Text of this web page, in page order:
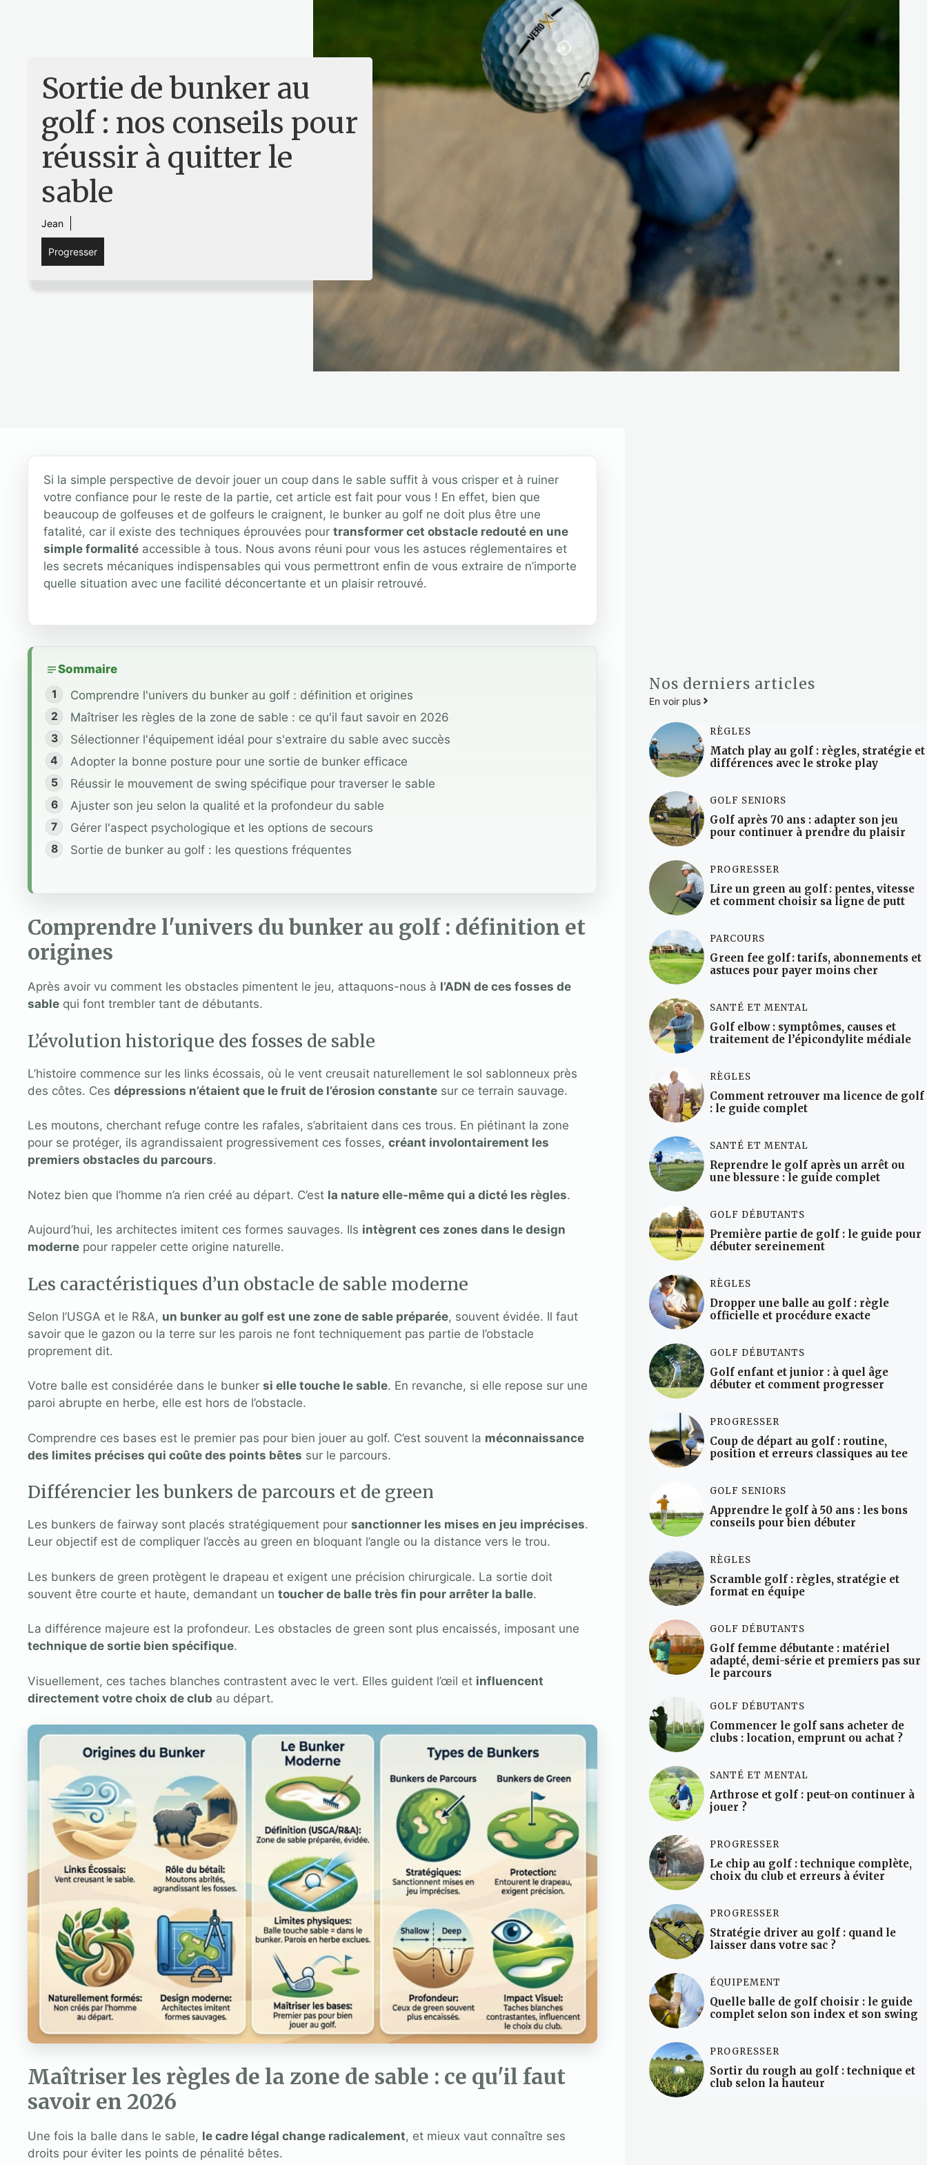
Sortie de bunker au
golf : nos conseils pour
réussir à quitter le
sable
Jean
Progresser
Si la simple perspective de devoir jouer un coup dans le sable suffit à vous crisper et à ruiner
votre confiance pour le reste de la partie, cet article est fait pour vous ! En effet, bien que
beaucoup de golfeuses et de golfeurs le craignent, le bunker au golf ne doit plus être une
fatalité, car il existe des techniques éprouvées pour transformer cet obstacle redouté en une
simple formalité accessible à tous. Nous avons réuni pour vous les astuces réglementaires et
les secrets mécaniques indispensables qui vous permettront enfin de vous extraire de n’importe
quelle situation avec une facilité déconcertante et un plaisir retrouvé.
Sommaire
Comprendre l'univers du bunker au golf : définition et origines
Maîtriser les règles de la zone de sable : ce qu'il faut savoir en 2026
Sélectionner l'équipement idéal pour s'extraire du sable avec succès
Adopter la bonne posture pour une sortie de bunker efficace
Réussir le mouvement de swing spécifique pour traverser le sable
Ajuster son jeu selon la qualité et la profondeur du sable
Gérer l'aspect psychologique et les options de secours
Sortie de bunker au golf : les questions fréquentes
Comprendre l'univers du bunker au golf : définition et
origines
Après avoir vu comment les obstacles pimentent le jeu, attaquons-nous à l’ADN de ces fosses de
sable qui font trembler tant de débutants.
L’évolution historique des fosses de sable
L’histoire commence sur les links écossais, où le vent creusait naturellement le sol sablonneux près
des côtes. Ces dépressions n’étaient que le fruit de l’érosion constante sur ce terrain sauvage.
Les moutons, cherchant refuge contre les rafales, s’abritaient dans ces trous. En piétinant la zone
pour se protéger, ils agrandissaient progressivement ces fosses, créant involontairement les
premiers obstacles du parcours.
Notez bien que l’homme n’a rien créé au départ. C’est la nature elle-même qui a dicté les règles.
Aujourd’hui, les architectes imitent ces formes sauvages. Ils intègrent ces zones dans le design
moderne pour rappeler cette origine naturelle.
Les caractéristiques d’un obstacle de sable moderne
Selon l’USGA et le R&A, un bunker au golf est une zone de sable préparée, souvent évidée. Il faut
savoir que le gazon ou la terre sur les parois ne font techniquement pas partie de l’obstacle
proprement dit.
Votre balle est considérée dans le bunker si elle touche le sable. En revanche, si elle repose sur une
paroi abrupte en herbe, elle est hors de l’obstacle.
Comprendre ces bases est le premier pas pour bien jouer au golf. C’est souvent la méconnaissance
des limites précises qui coûte des points bêtes sur le parcours.
Différencier les bunkers de parcours et de green
Les bunkers de fairway sont placés stratégiquement pour sanctionner les mises en jeu imprécises.
Leur objectif est de compliquer l’accès au green en bloquant l’angle ou la distance vers le trou.
Les bunkers de green protègent le drapeau et exigent une précision chirurgicale. La sortie doit
souvent être courte et haute, demandant un toucher de balle très fin pour arrêter la balle.
La différence majeure est la profondeur. Les obstacles de green sont plus encaissés, imposant une
technique de sortie bien spécifique.
Visuellement, ces taches blanches contrastent avec le vert. Elles guident l’œil et influencent
directement votre choix de club au départ.
Maîtriser les règles de la zone de sable : ce qu'il faut
savoir en 2026
Une fois la balle dans le sable, le cadre légal change radicalement, et mieux vaut connaître ses
droits pour éviter les points de pénalité bêtes.
Nos derniers articles
En voir plus
RÈGLES
Match play au golf : règles, stratégie et
différences avec le stroke play
GOLF SENIORS
Golf après 70 ans : adapter son jeu
pour continuer à prendre du plaisir
PROGRESSER
Lire un green au golf : pentes, vitesse
et comment choisir sa ligne de putt
PARCOURS
Green fee golf : tarifs, abonnements et
astuces pour payer moins cher
SANTÉ ET MENTAL
Golf elbow : symptômes, causes et
traitement de l’épicondylite médiale
RÈGLES
Comment retrouver ma licence de golf
: le guide complet
SANTÉ ET MENTAL
Reprendre le golf après un arrêt ou
une blessure : le guide complet
GOLF DÉBUTANTS
Première partie de golf : le guide pour
débuter sereinement
RÈGLES
Dropper une balle au golf : règle
officielle et procédure exacte
GOLF DÉBUTANTS
Golf enfant et junior : à quel âge
débuter et comment progresser
PROGRESSER
Coup de départ au golf : routine,
position et erreurs classiques au tee
GOLF SENIORS
Apprendre le golf à 50 ans : les bons
conseils pour bien débuter
RÈGLES
Scramble golf : règles, stratégie et
format en équipe
GOLF DÉBUTANTS
Golf femme débutante : matériel
adapté, demi-série et premiers pas sur
le parcours
GOLF DÉBUTANTS
Commencer le golf sans acheter de
clubs : location, emprunt ou achat ?
SANTÉ ET MENTAL
Arthrose et golf : peut-on continuer à
jouer ?
PROGRESSER
Le chip au golf : technique complète,
choix du club et erreurs à éviter
PROGRESSER
Stratégie driver au golf : quand le
laisser dans votre sac ?
ÉQUIPEMENT
Quelle balle de golf choisir : le guide
complet selon son index et son swing
PROGRESSER
Sortir du rough au golf : technique et
club selon la hauteur